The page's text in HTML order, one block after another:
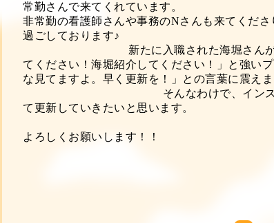
常勤さんで来てくれて
非常勤の看護師さんや事務のNさんも来てくだ
過ごして
新たに入職された海堀さんがかなり
てください！海堀紹介してください！」と強い
な見てますよ。早く更新を！」
そんなわけで、インスタだけで
て更新していきた
2024年も
よろしくお願いします！！